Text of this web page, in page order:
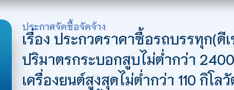
ประกาศจัดซื้อจัดจ้าง
เรื่อง ประกวดราคาซื้อรถบรรทุก(ดี
ปริมาตรกระบอกสูบไม่ต่ำกว่า
เครื่องยนต์สูงสุดไม่ต่ำกว่า 110 กิโล